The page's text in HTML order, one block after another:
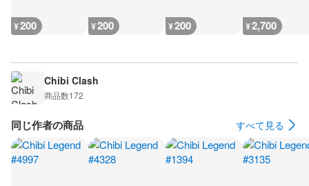
¥200 ¥200 ¥200 ¥2,700
Chibi Clash
商品数172
同じ作者の商品 すべて見る